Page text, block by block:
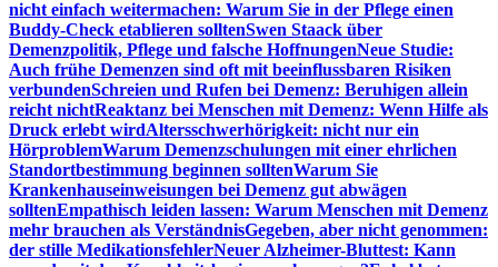
nicht einfach weitermachen: Warum Sie in der Pflege einen
Buddy-Check etablieren solltenSwen Staack über
Demenzpolitik, Pflege und falsche HoffnungenNeue Studie:
Auch frühe Demenzen sind oft mit beeinflussbaren Risiken
verbundenSchreien und Rufen bei Demenz: Beruhigen allein
reicht nichtReaktanz bei Menschen mit Demenz: Wenn Hilfe als
Druck erlebt wirdAltersschwerhörigkeit: nicht nur ein
HörproblemWarum Demenzschulungen mit einer ehrlichen
Standortbestimmung beginnen solltenWarum Sie
Krankenhauseinweisungen bei Demenz gut abwägen
solltenEmpathisch leiden lassen: Warum Menschen mit Demenz
mehr brauchen als VerständnisGegeben, aber nicht genommen:
der stille MedikationsfehlerNeuer Alzheimer-Bluttest: Kann